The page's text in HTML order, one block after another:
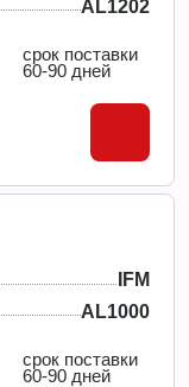
AL1202
срок поставки
60-90 дней
IFM
AL1000
срок поставки
60-90 дней